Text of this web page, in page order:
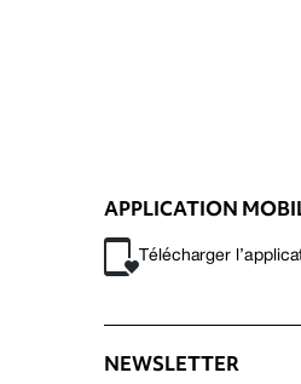
APPLICATION
Télécharger
NEWSLETTER